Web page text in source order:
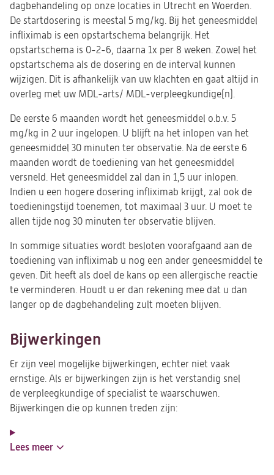
dagbehandeling op onze locaties in Utrecht en Woerden.
De startdosering is meestal 5 mg/kg. Bij het geneesmiddel
infliximab is een opstartschema belangrijk. Het
opstartschema is 0-2-6, daarna 1x per 8 weken. Zowel het
opstartschema als de dosering en de interval kunnen
wijzigen. Dit is afhankelijk van uw klachten en gaat altijd in
overleg met uw MDL-arts/ MDL-verpleegkundige(n).
De eerste 6 maanden wordt het geneesmiddel o.b.v. 5
mg/kg in 2 uur ingelopen. U blijft na het inlopen van het
geneesmiddel 30 minuten ter observatie. Na de eerste 6
maanden wordt de toediening van het geneesmiddel
versneld. Het geneesmiddel zal dan in 1,5 uur inlopen.
Indien u een hogere dosering infliximab krijgt, zal ook de
toedieningstijd toenemen, tot maximaal 3 uur. U moet te
allen tijde nog 30 minuten ter observatie blijven.
In sommige situaties wordt besloten voorafgaand aan de
toediening van infliximab u nog een ander geneesmiddel te
geven. Dit heeft als doel de kans op een allergische reactie
te verminderen. Houdt u er dan rekening mee dat u dan
langer op de dagbehandeling zult moeten blijven.
Bijwerkingen
Er zijn veel mogelijke bijwerkingen, echter niet vaak
ernstige. Als er bijwerkingen zijn is het verstandig snel
de verpleegkundige of specialist te waarschuwen.
Bijwerkingen die op kunnen treden zijn:
Lees meer